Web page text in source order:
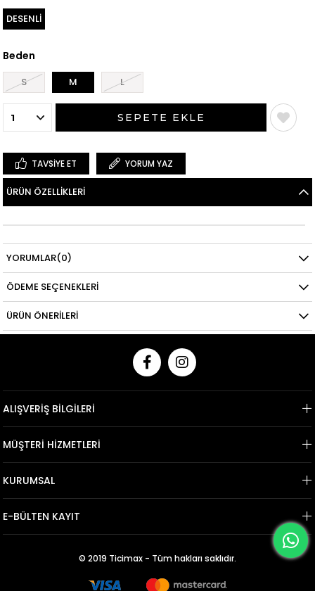
DESENLİ
Beden
S M L
TAVSIYE ET YORUM YAZ
ÜRÜN ÖZELLIKLERI
YORUMLAR(0)
ÖDEME SEÇENEKLERI
ÜRÜN ÖNERILERI
ALIŞVERİŞ BİLGİLERİ
MÜŞTERİ HİZMETLERİ
KURUMSAL
E-BÜLTEN KAYIT
© 2019 Ticimax - Tüm hakları saklıdır.